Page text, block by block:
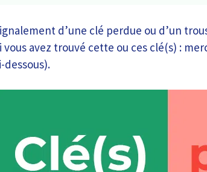
d’une clé perdue ou d’un
vous avez trouvé cette ou ces clé(s) :
dessous).